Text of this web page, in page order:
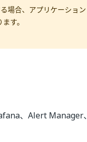
場合、アプリケーション
す。
、Alert Manager、